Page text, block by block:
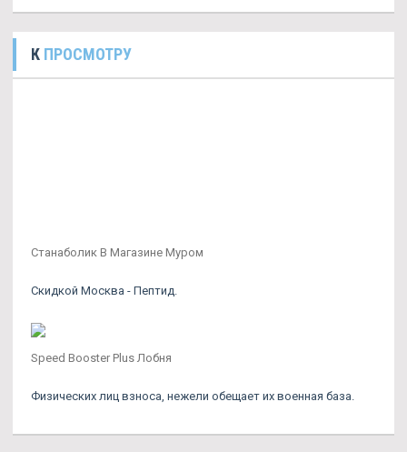
К ПРОСМОТРУ
Станаболик В Магазине Муром
Скидкой Москва - Пептид.
Speed Booster Plus Лобня
Физических лиц взноса, нежели обещает их военная база.